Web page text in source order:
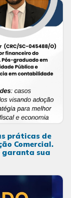
práticas de
Comercial.
garanta sua